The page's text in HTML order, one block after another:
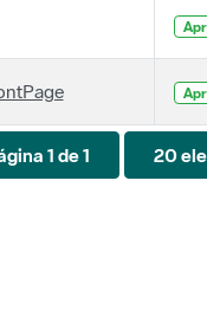
1 de 1 20